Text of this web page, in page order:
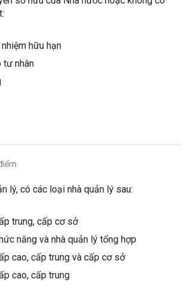
hữu hạn
tư nhân
lý, có các loại nhà quản lý sau:
trung, cấp cơ sở
năng và nhà quản lý tổng hợp
cao, cấp trung và cấp cơ sở
cao, cấp trung